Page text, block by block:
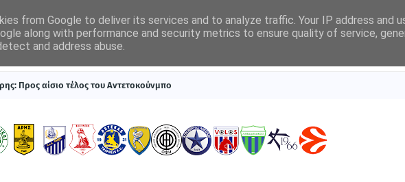
ΒΑΘΜΟΛΟΓΙΕΣ ΠΡΩΤΟΣΕΛΙΔΑ
Προς αίσιο τέλος του Αντετοκούνμπο
from Google to deliver its services and to analyze traffic. Your IP address and
along with performance and security metrics to ensure quality of service,
and address abuse.